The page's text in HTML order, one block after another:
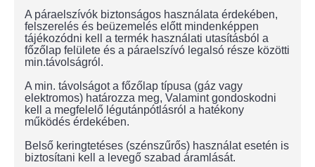
A páraelszívók biztonságos használata érdekében,
felszerelés és beüzemelés előtt mindenképpen
tájékozódni kell a termék használati utasításból a
főzőlap felülete és a páraelszívó legalsó része közötti
min.távolságról.
A min. távolságot a főzőlap típusa (gáz vagy
elektromos) határozza meg, Valamint gondoskodni
kell a megfelelő légutánpótlásról a hatékony
működés érdekében.
Belső keringtetéses (szénszűrős) használat esetén is
biztosítani kell a levegő szabad áramlását.